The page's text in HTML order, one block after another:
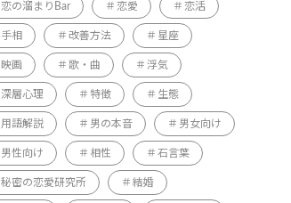
恋の溜まりBar 恋愛 恋活
手相 改善方法 星座
映画 歌・曲 浮気
深層心理 特徴 生態
用語解説 男の本音 男女向け
男性向け 相性 石言葉
秘密の恋愛研究所 結婚